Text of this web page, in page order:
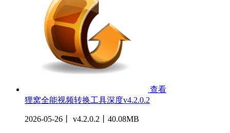
查看
狸窝全能视频转换工具深度v4.2.0.2
2026-05-26丨 v4.2.0.2丨40.08MB